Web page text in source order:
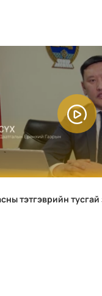
тэтгэврийн тусгай